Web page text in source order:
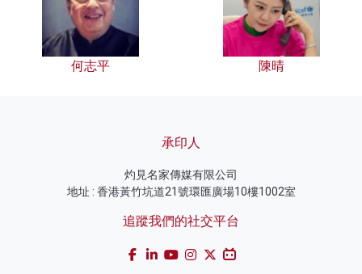
何志平 陳晴
承印人
灼見名家傳媒有限公司
地址 : 香港黃竹坑道21號環匯廣場10樓1002室
追蹤我們的社交平台